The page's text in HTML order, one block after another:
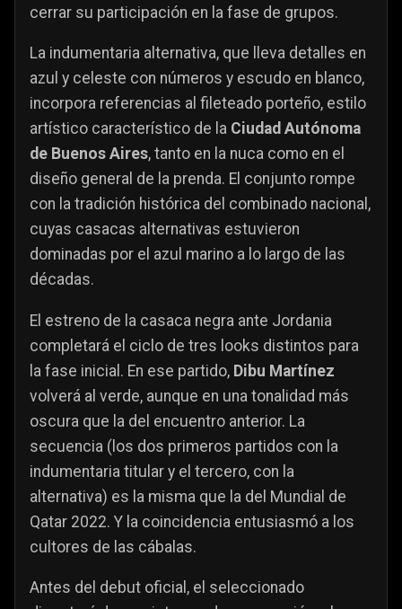
cerrar su participación en la fase de grupos.
La indumentaria alternativa, que lleva detalles en
azul y celeste con números y escudo en blanco,
incorpora referencias al fileteado porteño, estilo
artístico característico de la Ciudad Autónoma
de Buenos Aires, tanto en la nuca como en el
diseño general de la prenda. El conjunto rompe
con la tradición histórica del combinado nacional,
cuyas casacas alternativas estuvieron
dominadas por el azul marino a lo largo de las
décadas.
El estreno de la casaca negra ante Jordania
completará el ciclo de tres looks distintos para
la fase inicial. En ese partido, Dibu Martínez
volverá al verde, aunque en una tonalidad más
oscura que la del encuentro anterior. La
secuencia (los dos primeros partidos con la
indumentaria titular y el tercero, con la
alternativa) es la misma que la del Mundial de
Qatar 2022. Y la coincidencia entusiasmó a los
cultores de las cábalas.
Antes del debut oficial, el seleccionado